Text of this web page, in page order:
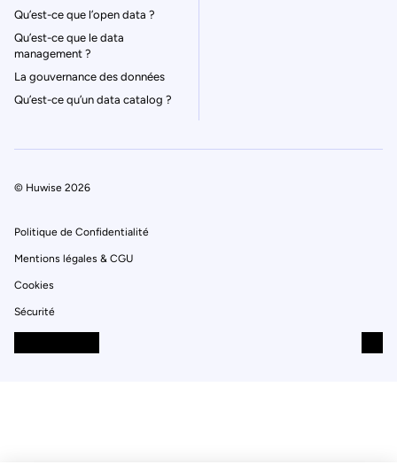
Qu’est-ce que l’open data ?
Qu’est-ce que le data
management ?
La gouvernance des données
Qu’est-ce qu’un data catalog ?
© Huwise 2026
Politique de Confidentialité
Mentions légales & CGU
Cookies
Sécurité